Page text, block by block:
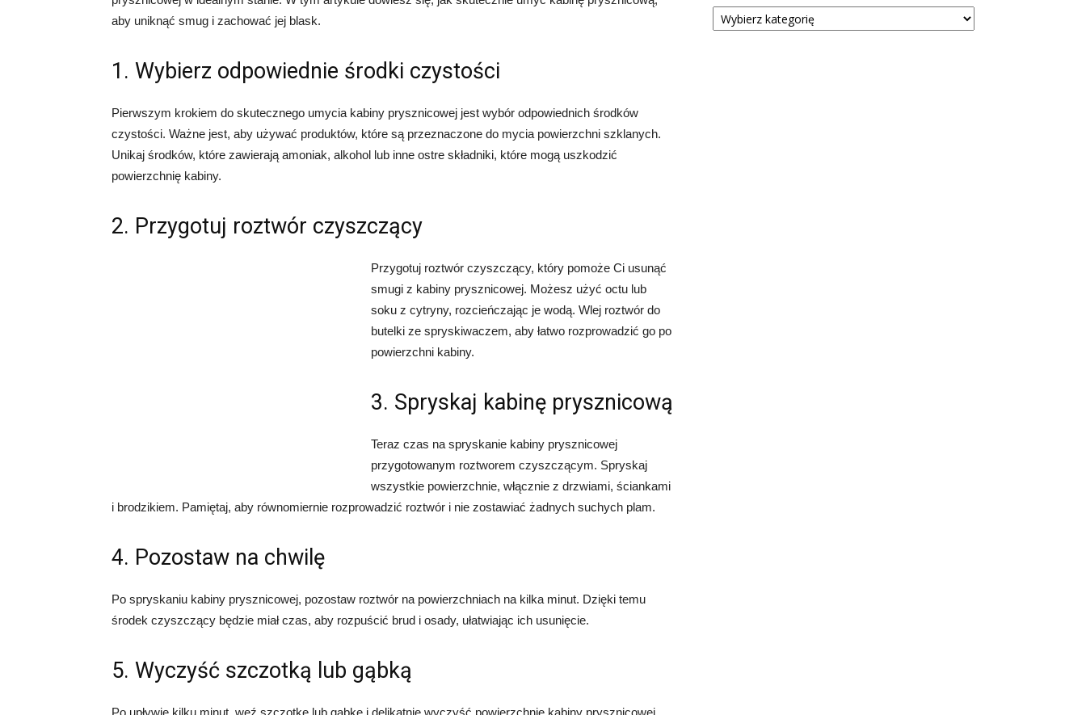
aby uniknąć smug i zachować jej blask.
1. Wybierz odpowiednie środki czystości
Pierwszym krokiem do skutecznego umycia kabiny prysznicowej jest wybór odpowiednich środków
czystości. Ważne jest, aby używać produktów, które są przeznaczone do mycia powierzchni szklanych.
Unikaj środków, które zawierają amoniak, alkohol lub inne ostre składniki, które mogą uszkodzić
powierzchnię kabiny.
2. Przygotuj roztwór czyszczący
Przygotuj roztwór czyszczący, który pomoże Ci usunąć
smugi z kabiny prysznicowej. Możesz użyć octu lub
soku z cytryny, rozcieńczając je wodą. Wlej roztwór do
butelki ze spryskiwaczem, aby łatwo rozprowadzić go po
powierzchni kabiny.
3. Spryskaj kabinę prysznicową
Teraz czas na spryskanie kabiny prysznicowej
przygotowanym roztworem czyszczącym. Spryskaj
wszystkie powierzchnie, włącznie z drzwiami, ściankami
i brodzikiem. Pamiętaj, aby równomiernie rozprowadzić roztwór i nie zostawiać żadnych suchych plam.
4. Pozostaw na chwilę
Po spryskaniu kabiny prysznicowej, pozostaw roztwór na powierzchniach na kilka minut. Dzięki temu
środek czyszczący będzie miał czas, aby rozpuścić brud i osady, ułatwiając ich usunięcie.
5. Wyczyść szczotką lub gąbką
Kategorie